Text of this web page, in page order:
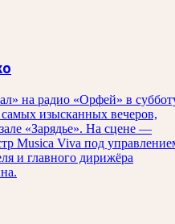
на радио «Орфей» в
изысканных вечеров,
«Зарядье». На сцене —
Musica Viva под
и главного дирижёра